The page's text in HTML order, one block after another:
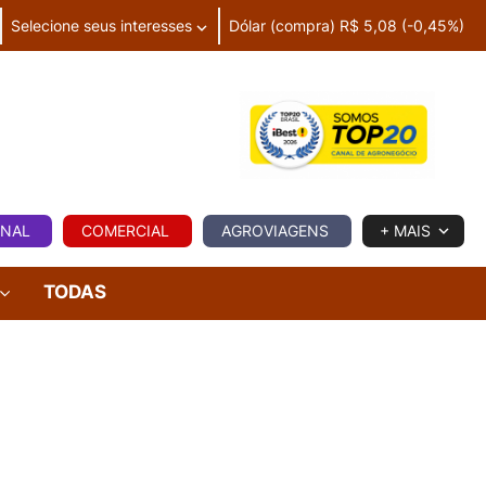
Selecione seus interesses Dólar (compra) R$ 5,08 (-0,45%)
COMERCIAL AGROVIAGENS + MAIS
TODAS